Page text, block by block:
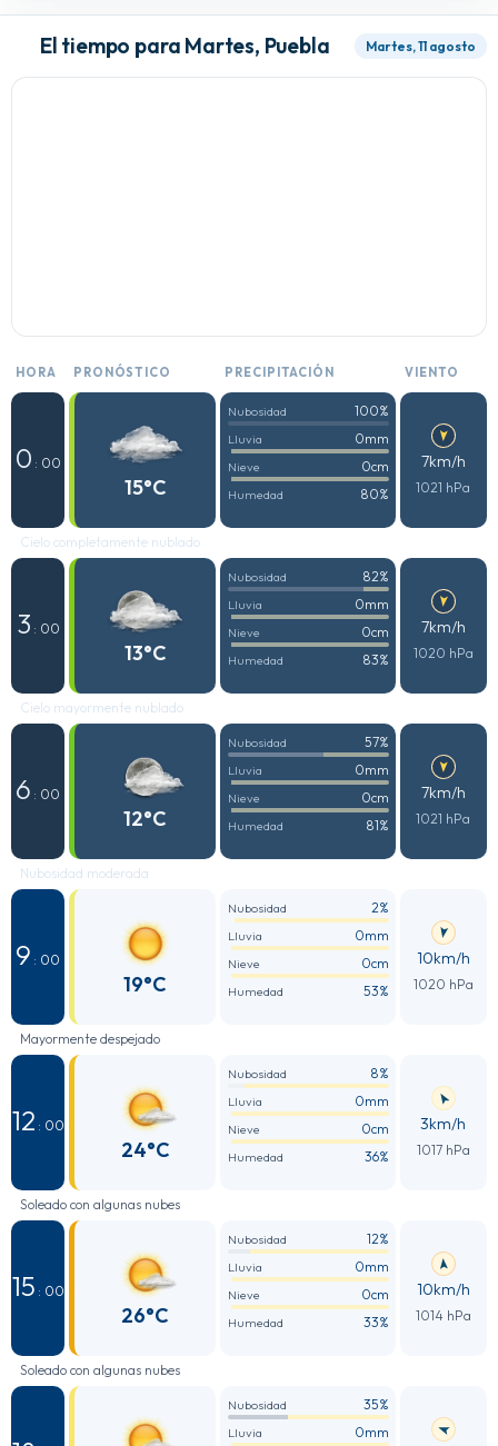
El tiempo para Martes, Puebla Martes, 11 agosto
HORA PRONÓSTICO PRECIPITACIÓN VIENTO
0 : 00
15°C
Nubosidad 100%
Lluvia 0mm
Nieve 0cm
Humedad 80%
7km/h
1021 hPa
Cielo completamente nublado
3 : 00
13°C
Nubosidad 82%
Lluvia 0mm
Nieve 0cm
Humedad 83%
7km/h
1020 hPa
Cielo mayormente nublado
6 : 00
12°C
Nubosidad 57%
Lluvia 0mm
Nieve 0cm
Humedad 81%
7km/h
1021 hPa
Nubosidad moderada
9 : 00
19°C
Nubosidad 2%
Lluvia 0mm
Nieve 0cm
Humedad 53%
10km/h
1020 hPa
Mayormente despejado
12 : 00
24°C
Nubosidad 8%
Lluvia 0mm
Nieve 0cm
Humedad 36%
3km/h
1017 hPa
Soleado con algunas nubes
15 : 00
26°C
Nubosidad 12%
Lluvia 0mm
Nieve 0cm
Humedad 33%
10km/h
1014 hPa
Soleado con algunas nubes
Nubosidad 35%
Lluvia 0mm